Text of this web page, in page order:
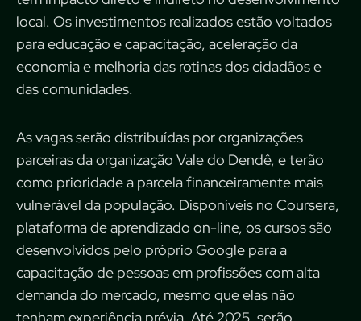
local. Os investimentos realizados estão voltados
para educação e capacitação, aceleração da
economia e melhoria das rotinas dos cidadãos e
das comunidades.
As vagas serão distribuídas por organizações
parceiras da organização Vale do Dendê, e terão
como prioridade a parcela financeiramente mais
vulnerável da população. Disponíveis no Coursera,
plataforma de aprendizado on-line, os cursos são
desenvolvidos pelo próprio Google para a
capacitação de pessoas em profissões com alta
demanda do mercado, mesmo que elas não